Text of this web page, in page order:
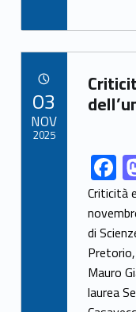
e
b
o
o
Link identifier archive #link-archive-35069
Link identifier share facebook archive #share-link-archive-92257F
e
b
o
o
Criticità
di
Mauro
laurea
03
NOV
2025